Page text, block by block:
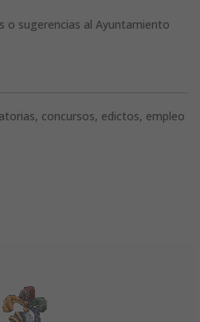
o sugerencias al Ayuntamiento
concursos, edictos, empleo